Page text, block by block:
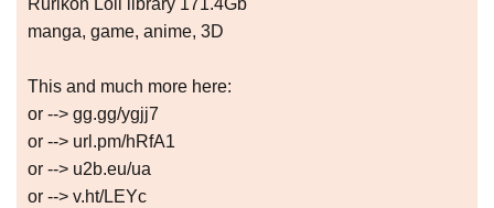
Rurikon Lоli library 171.4Gb
manga, game, anime, 3D
This and much more here:
or --> gg.gg/ygjj7
or --> url.pm/hRfA1
or --> u2b.eu/ua
or --> v.ht/LEYc